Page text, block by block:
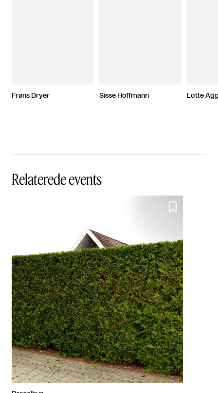
Frøns Dryer Sisse Hoffmann Lotte
Relaterede events
